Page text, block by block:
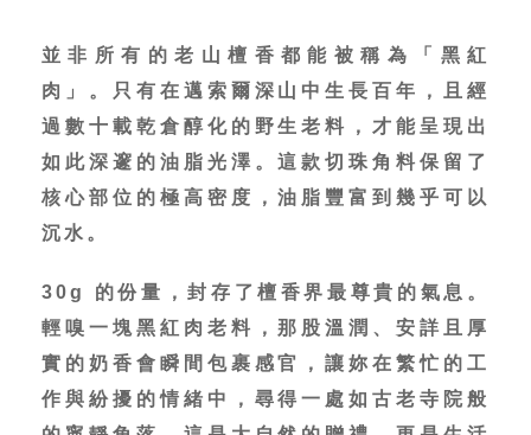
並非所有的老山檀香都能被稱為「黑紅
肉」。只有在邁索爾深山中生長百年，且經
過數十載乾倉醇化的野生老料，才能呈現出
如此深邃的油脂光澤。這款切珠角料保留了
核心部位的極高密度，油脂豐富到幾乎可以
沉水。
30g 的份量，封存了檀香界最尊貴的氣息。
輕嗅一塊黑紅肉老料，那股溫潤、安詳且厚
實的奶香會瞬間包裹感官，讓妳在繁忙的工
作與紛擾的情緒中，尋得一處如古老寺院般